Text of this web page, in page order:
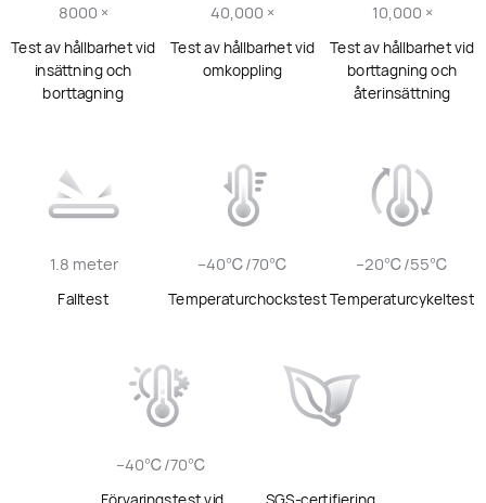
8000 ×
Test av hållbarhet vid
insättning och
borttagning
40,000 ×
Test av hållbarhet vid
omkoppling
10,000 ×
Test av hållbarhet vid
borttagning och
återinsättning
1.8 meter
Falltest
–40℃/70℃
Temperaturchockstest
–20℃/55℃
Temperaturcykeltest
–40℃/70℃
Förvaringstest vid
SGS-certifiering